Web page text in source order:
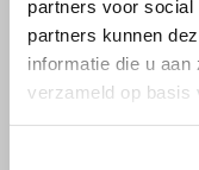
partners voor
partners kunnen
informatie die u
verzameld op basis